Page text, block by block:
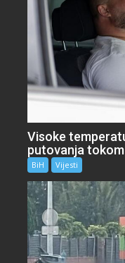
Visoke
putovanja
BiH Vijesti